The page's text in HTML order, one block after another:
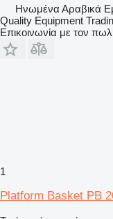
Hνωμένα Αραβικά
Quality Equipment
Επικοινωνία με τον
1
Platform Basket PB